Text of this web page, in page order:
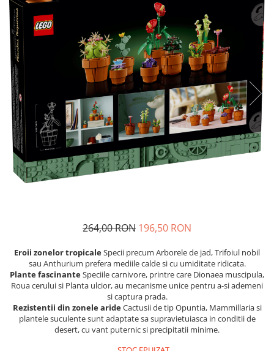
Produse pentru casa
Accesorii
Idei pentru casa
Prosoape bucatarie
264,00 RON 196,50 RON
Eroii zonelor tropicaleSpecii precum Arborele de jad, Trifoiul nobil
sau Anthurium prefera mediile calde si cu umiditate ridicata.
Plante fascinanteSpeciile carnivore, printre care Dionaea muscipula,
Roua cerului si Planta ulcior, au mecanisme unice pentru a-si ademeni
si captura prada.
Rezistentii din zonele arideCactusii de tip Opuntia, Mammillaria si
plantele suculente sunt adaptate sa supravietuiasca in conditii de
desert, cu vant puternic si precipitatii minime.